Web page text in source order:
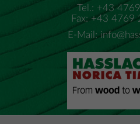
Tel.: +43
Fax: +43 4769
E-Mail: